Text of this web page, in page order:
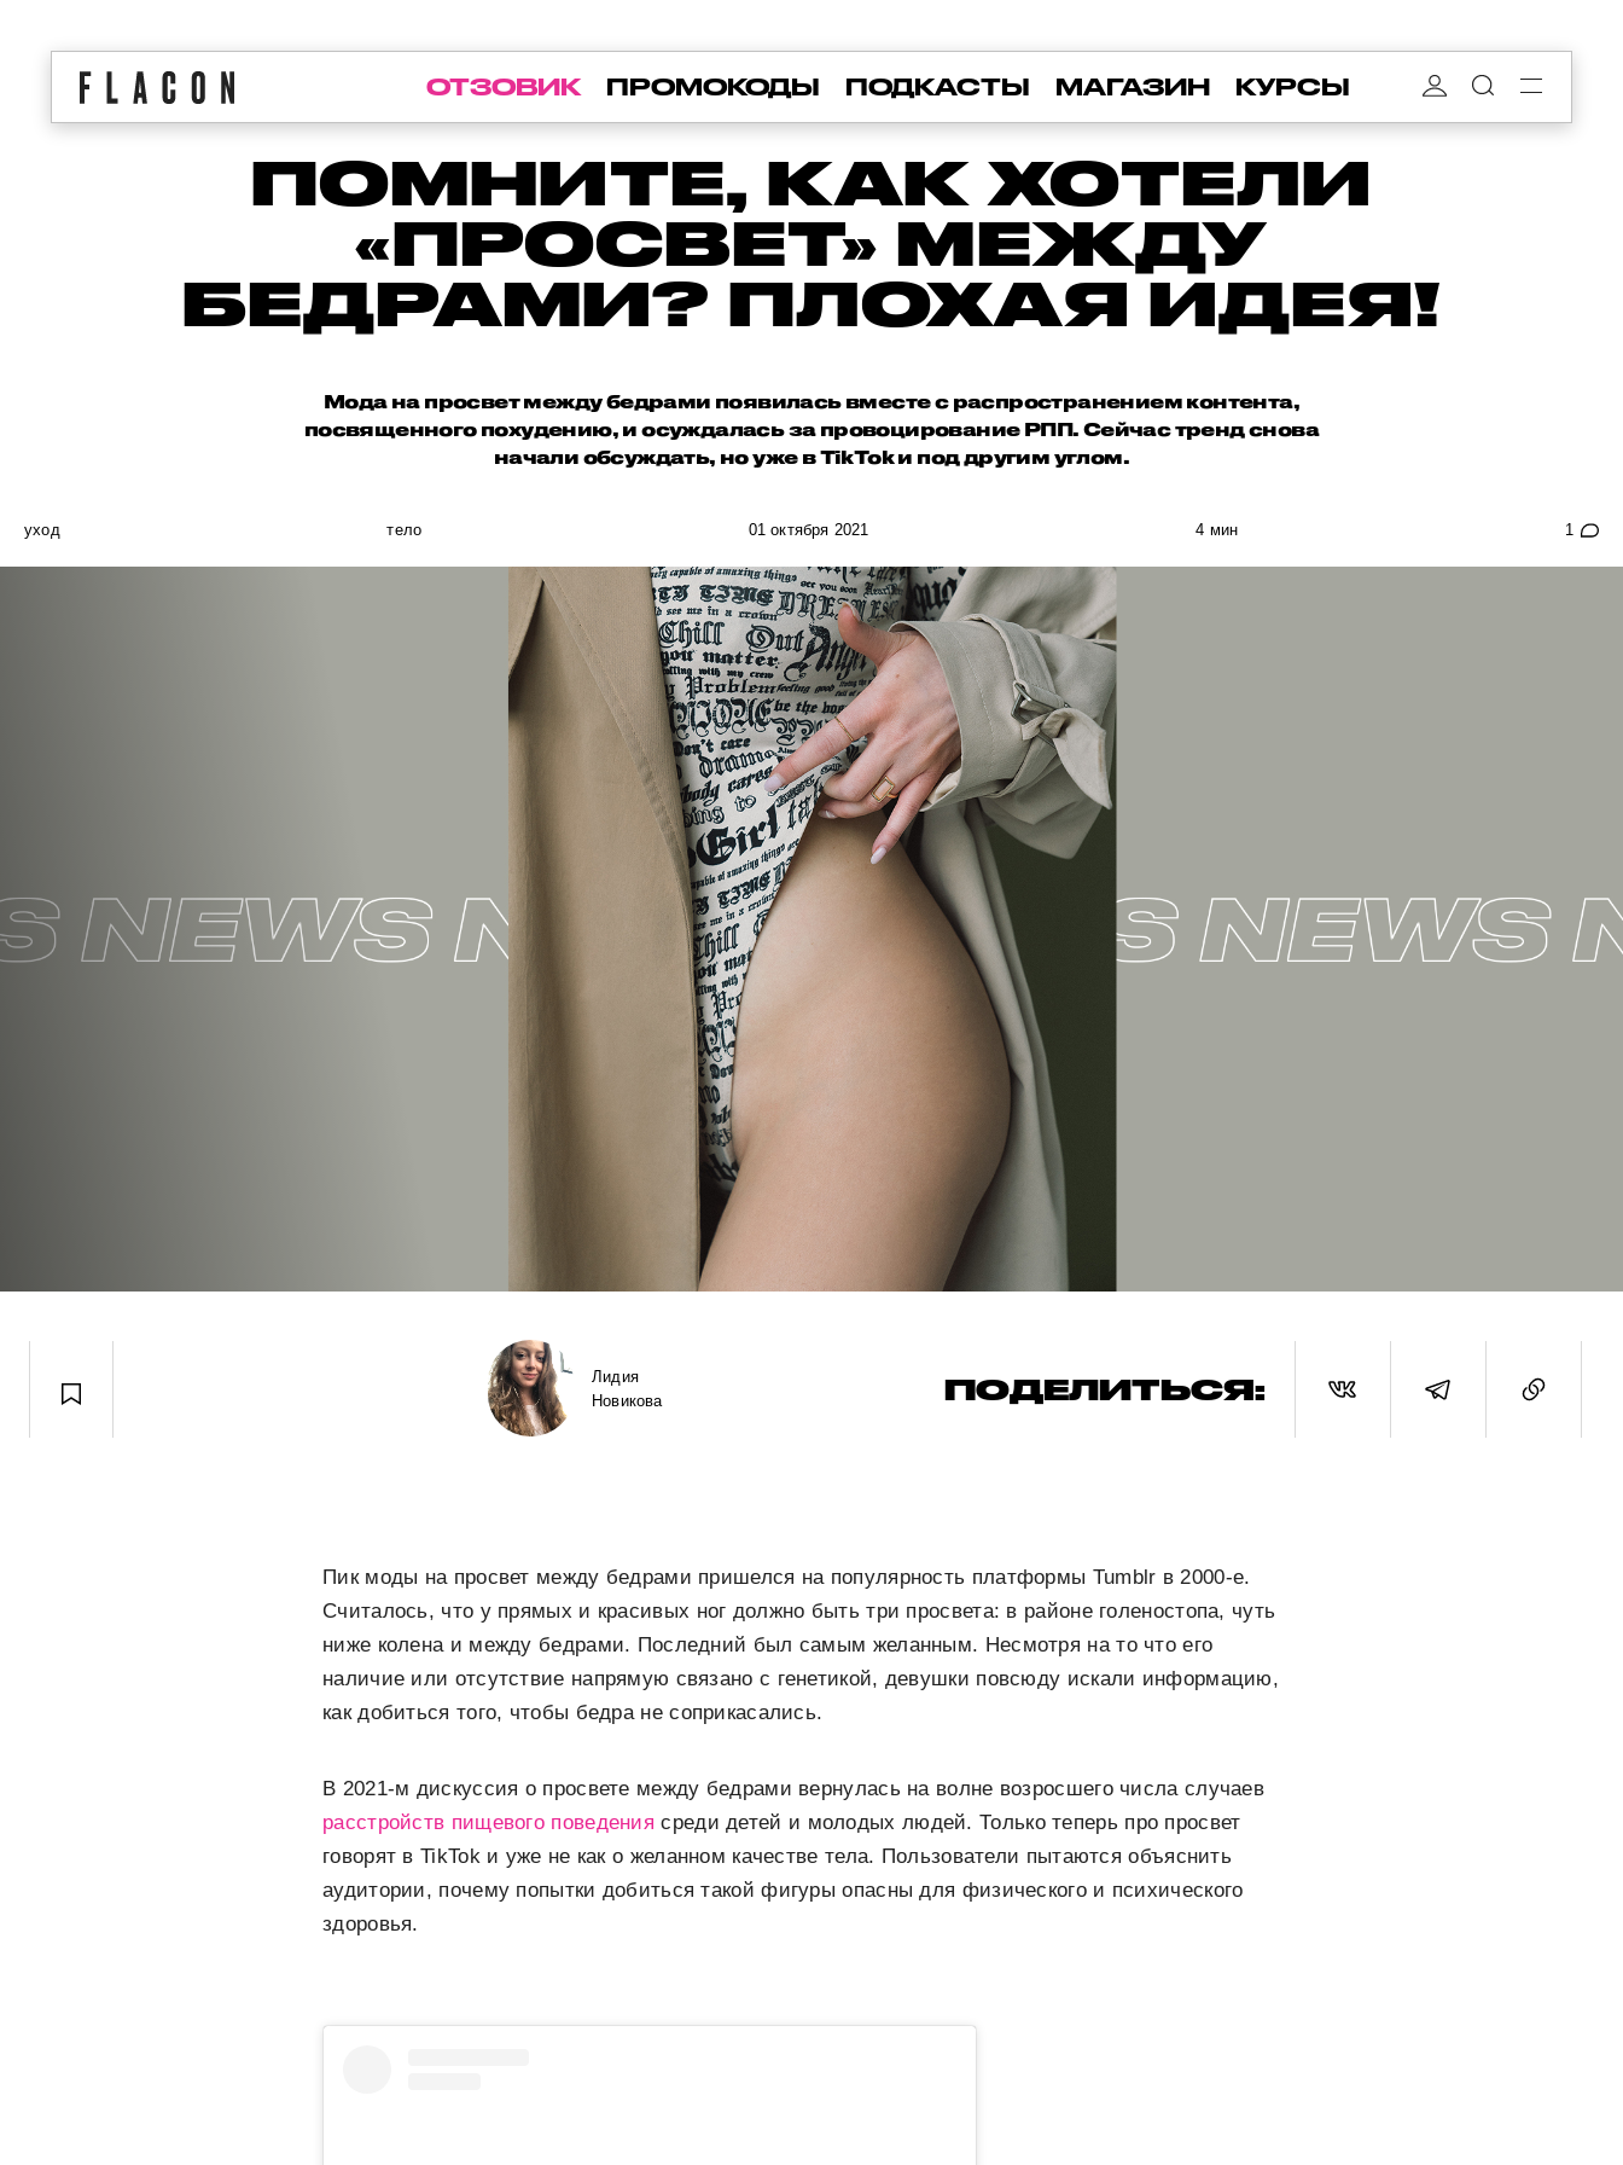
ОТЗОВИК ПРОМОКОДЫ ПОДКАСТЫ МАГАЗИН КУРСЫ
ПОМНИТЕ, КАК ХОТЕЛИ
«ПРОСВЕТ» МЕЖДУ
БЕДРАМИ? ПЛОХАЯ ИДЕЯ!
Мода на просвет между бедрами появилась вместе с распространением контента,
посвященного похудению, и осуждалась за провоцирование РПП. Сейчас тренд снова
начали обсуждать, но уже в TikTok и под другим углом.
уход тело 01 октября 2021 4 мин 1
Лидия
Новикова
ПОДЕЛИТЬСЯ:
Пик моды на просвет между бедрами пришелся на популярность платформы Tumblr в 2000-е.
Считалось, что у прямых и красивых ног должно быть три просвета: в районе голеностопа, чуть
ниже колена и между бедрами. Последний был самым желанным. Несмотря на то что его
наличие или отсутствие напрямую связано с генетикой, девушки повсюду искали информацию,
как добиться того, чтобы бедра не соприкасались.
В 2021-м дискуссия о просвете между бедрами вернулась на волне возросшего числа случаев
расстройств пищевого поведения среди детей и молодых людей. Только теперь про просвет
говорят в TikTok и уже не как о желанном качестве тела. Пользователи пытаются объяснить
аудитории, почему попытки добиться такой фигуры опасны для физического и психического
здоровья.